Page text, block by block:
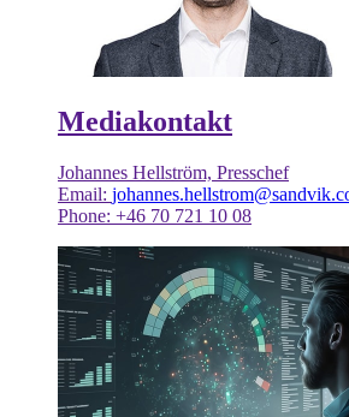
Mediakontakt
Johannes Hellström, Presschef
Email:
Phone: +46 70 721 10 08